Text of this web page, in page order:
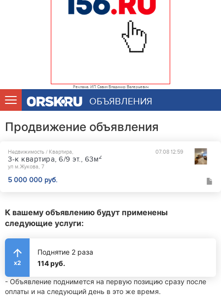
Реклама. ИП Савин Владимир Валерьевич
ОБЪЯВЛЕНИЯ
Продвижение объявления
07.08 12:59
Недвижимость / Квартира,
3-к квартира, 6/9 эт., 63м2
ул м.Жукова, 7
5 000 000 руб.
К вашему объявлению будут применены
следующие услуги:
x2
Поднятие 2 раза
114 руб.
- Объявление поднимется на первую позицию сразу после
оплаты и на следующий день в это же время.